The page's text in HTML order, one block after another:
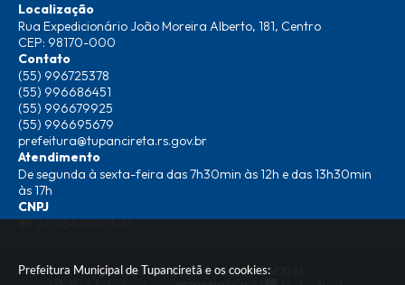
Prefeitura Municipal de Tupanciretã e os cookies:
Localização
Rua Expedicionário João Moreira Alberto, 181, Centro
CEP: 98170-000
Contato
(55) 996725378
(55) 996686451
(55) 996679925
(55) 996695679
prefeitura@tupancireta.rs.gov.br
Atendimento
De segunda à sexta-feira das 7h30min às 12h e das 13h30min
às 17h
CNPJ
88.227.764/0001-65
Versão do Sistema: 3.5.3 - 19/06/2026